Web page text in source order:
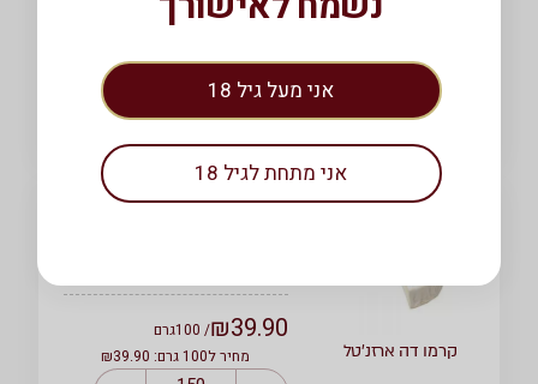
₪29.00
/ 1
הוספה
קרמו דה ארזנ’טל
₪39.90
/ 100
גרם
מחיר ל100 גרם: ₪39.90
אני מעל גיל 18
אני מתחת לגיל 18